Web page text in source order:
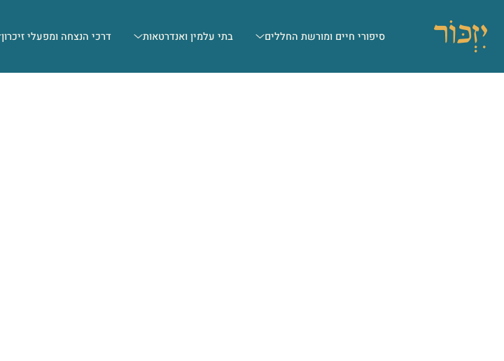
סיפורי חיים ומורשת החללים בתי עלמין ואנדרטאות דרכי הנצחה ומפעלי זיכרון